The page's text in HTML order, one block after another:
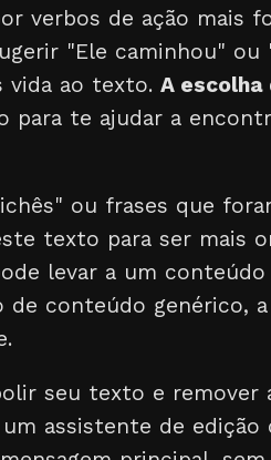
verbos de ação mais
"Ele caminhou" ou
vida ao texto. A escolha
para te ajudar a
ou frases que
texto para ser mais
levar a um conteúdo
de conteúdo genérico, a
seu texto e remover
assistente de edição